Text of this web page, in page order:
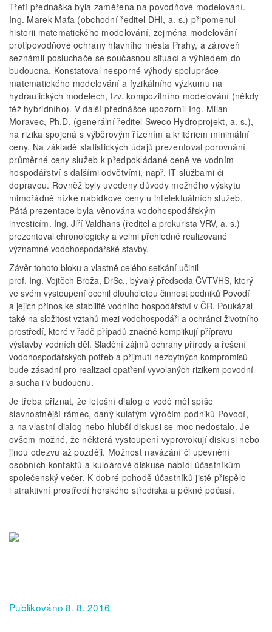
Třetí přednáška byla zaměřena na povodňové modelování.
Ing. Marek Maťa (obchodní ředitel DHI, a. s.) připomenul
historii matematického modelování, zejména modelování
protipovodňové ochrany hlavního města Prahy, a zároveň
seznámil posluchače se současnou situací a výhledem do
budoucna. Konstatoval nesporné výhody spolupráce
matematického modelování a fyzikálního výzkumu na
hydraulických modelech, tzv. kompozitního modelování (někdy
též hybridního). V další přednášce upozornil Ing. Milan
Moravec, Ph.D. (generální ředitel Sweco Hydroprojekt, a. s.),
na rizika spojená s výběrovým řízením a kritériem minimální
ceny. Na základě statistických údajů prezentoval porovnání
průměrné ceny služeb k předpokládané ceně ve vodním
hospodářství s dalšími odvětvími, např. IT službami či
dopravou. Rovněž byly uvedenydůvody možného výskytu
mimořádně nízké nabídkové ceny u intelektuálních služeb.
Pátá prezentace byla věnována vodohospodářským
investicím. Ing. Jiří Valdhans (ředitel a prokurista VRV, a. s.)
prezentoval chronologicky a velmi přehledně realizované
významné vodohospodářské stavby.
Závěr tohoto bloku a vlastně celého setkání učinil
prof. Ing. Vojtěch Broža, DrSc., bývalý předseda ČVTVHS, který
ve svém vystoupení ocenil dlouholetou činnost podniků Povodí
a jejich přínos ke stabilitě vodního hospodářství v ČR. Poukázal
také na složitost vztahů mezi vodohospodáři a ochránci životního
prostředí, které v řadě případů značně komplikují přípravu
výstavby vodních děl. Sladění zájmů ochrany přírody a řešení
vodohospodářských potřeb a přijmutí nezbytných kompromisů
bude zásadní pro realizaci opatření vyvolaných rizikem povodní
a sucha i v budoucnu.
Je třeba přiznat, že letošní dialog o vodě měl spíše
slavnostnější rámec, daný kulatým výročím podniků Povodí,
a na vlastní dialog nebo hlubší diskusi se moc nedostalo. Je
ovšem možné, že některá vystoupení vyprovokují diskusi nebo
jinou odezvu až později. Možnost navázání či upevnění
osobních kontaktů a kuloárové diskuse nabídl účastníkům
společenský večer. K dobré pohodě účastníků jistě přispělo
i atraktivní prostředí horského střediska a pěkné počasí.
Publikováno 8. 8. 2016